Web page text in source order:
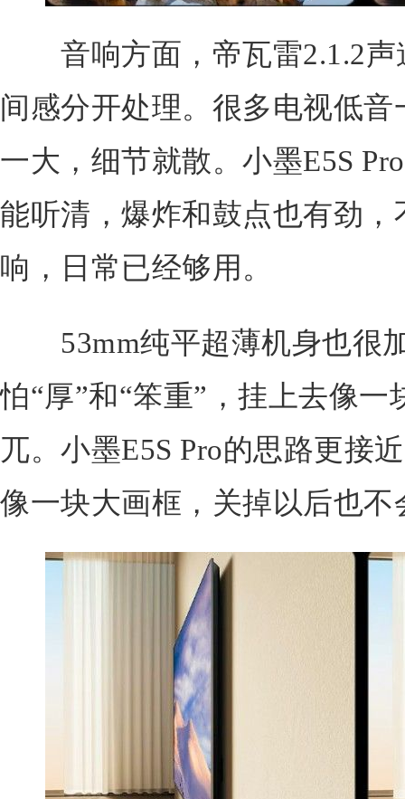
音响方面，帝瓦雷2.1.2声
间感分开处理。很多电视低
一大，细节就散。小墨E5S
能听清，爆炸和鼓点也有劲
响，日常已经够用。
53mm纯平超薄机身也很
怕“厚”和“笨重”，挂上去像
兀。小墨E5S Pro的思路更接
像一块大画框，关掉以后也